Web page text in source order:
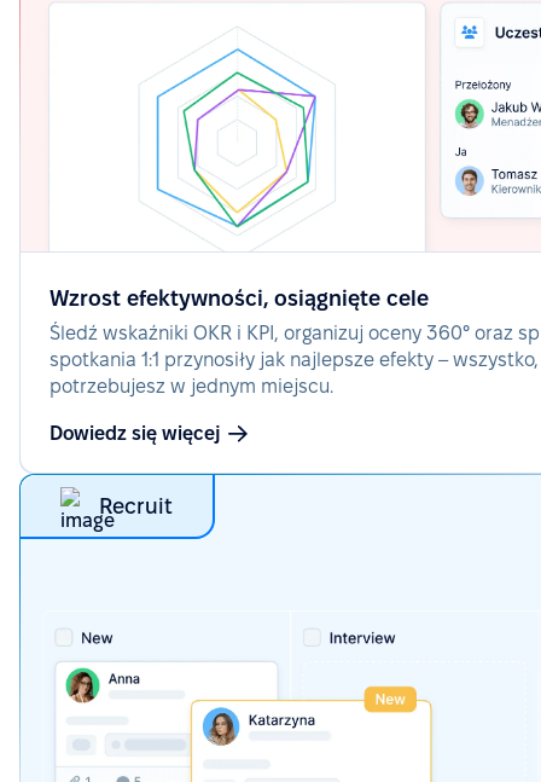
Wzrost efektywności, osiągnięte cele
Śledź wskaźniki OKR i KPI, organizuj oceny 360° oraz
spotkania 1:1 przynosiły jak najlepsze efekty –
potrzebujesz w jednym miejscu.
Dowiedz się więcej
Recruit